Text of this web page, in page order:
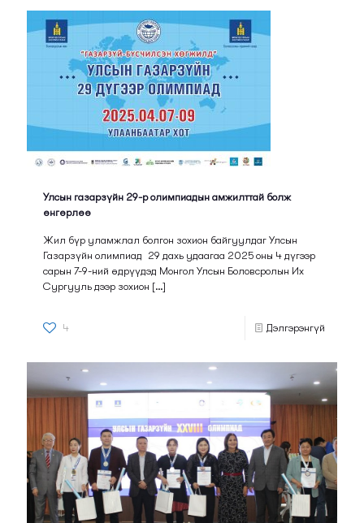
Улсын газарзүйн 29-р олимпиадын амжилттай болж
өнгөрлөө
Жил бүр уламжлал болгон зохион байгуулдаг Улсын
Газарзүйн олимпиад 29 дахь удаагаа 2025 оны 4 дүгээр
сарын 7-9-ний өдрүүдэд Монгол Улсын Боловсролын Их
Сургууль дээр зохион […]
4 Дэлгэрэнгүй